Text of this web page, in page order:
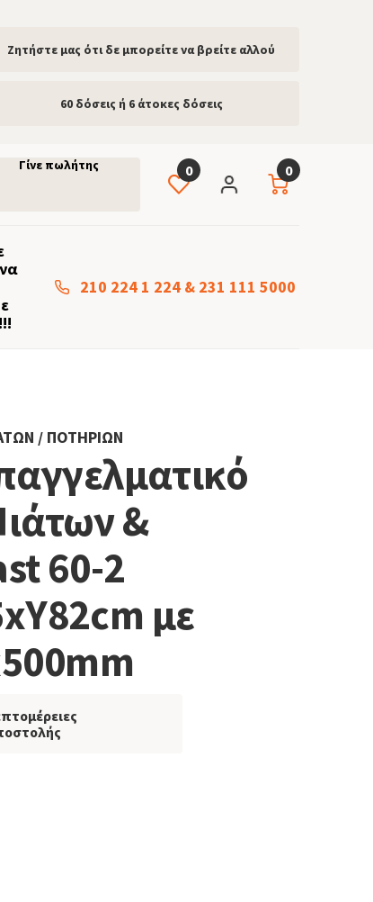
Ζητήστε μας ότι δε μπορείτε να βρείτε αλλού
60 δόσεις ή 6 άτοκες δόσεις
0
Γίνε πωλήτης 0
210 224 1 224 & 231 111 5000
/ ΠΟΤΗΡΙΏΝ
&
60-2
με